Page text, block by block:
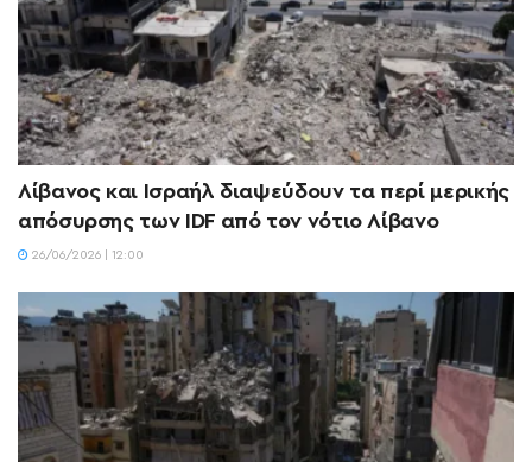
Λίβανος και Ισραήλ διαψεύδουν τα περί μερικής
απόσυρσης των IDF από τον νότιο Λίβανο
26/06/2026 | 12:00